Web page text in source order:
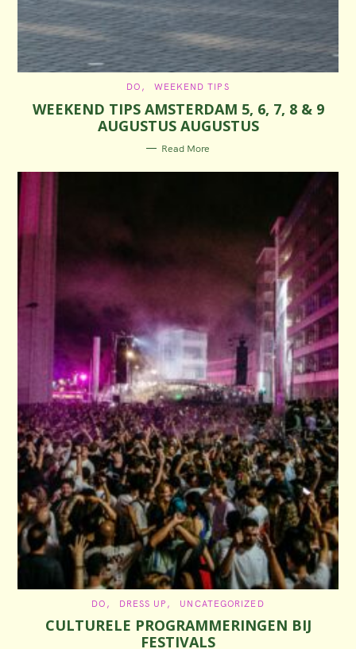
C
T
E
G
O
R
I
S
DO WEEKEND TIPS
WEEKEND TIPS AMSTERDAM 5, 6, 7, 8 & 9
AUGUSTUS AUGUSTUS
Read More
C
T
E
G
DO DRESS UP UNCATEGORIZED
CULTURELE PROGRAMMERINGEN BIJ
FESTIVALS